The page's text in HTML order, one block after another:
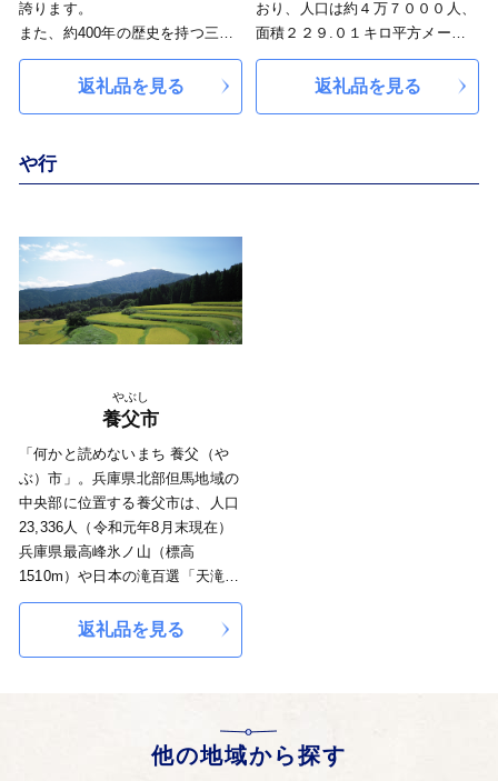
誇ります。
また、約400年の歴史を持つ三木
金物は、伝統的な鍛冶技術と現代
の技術が融合した製品が特徴で、
世界中で愛用されています。
から日本一の酒米「山田錦」の生
産地としても知られ、たくさんの
返礼品を見る
おり、人口は約４万７０００人、
面積２２９.０１キロ平方メート
ルと、淡路島の中でも人口、面積
とも最大の市。「島」といって
も、島の両端は橋とつながってい
しやすく、高速バスだと、京阪神
返礼品を見る
や行
やぶし
養父市
「何かと読めないまち 養父（や
ぶ）市」。兵庫県北部但馬地域の
中央部に位置する養父市は、人口
23,336人（令和元年8月末現在）
兵庫県最高峰氷ノ山（標高
1510m）や日本の滝百選「天滝」
に代表される自然豊かなまちで
す。 2014年には国家戦略特区
歯止めをかけるため、様々な取り
組みを展開しています。
返礼品を見る
他の地域から探す